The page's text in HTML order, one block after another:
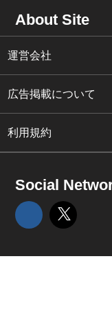
About Site
運営会社
広告掲載について
利用規約
Social